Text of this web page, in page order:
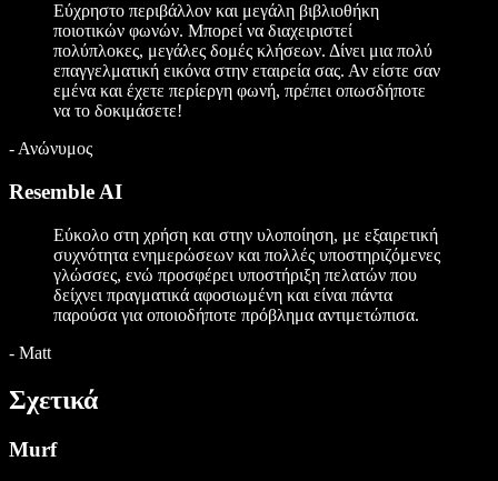
Εύχρηστο περιβάλλον και μεγάλη βιβλιοθήκη
ποιοτικών φωνών. Μπορεί να διαχειριστεί
πολύπλοκες, μεγάλες δομές κλήσεων. Δίνει μια πολύ
επαγγελματική εικόνα στην εταιρεία σας. Αν είστε σαν
εμένα και έχετε περίεργη φωνή, πρέπει οπωσδήποτε
να το δοκιμάσετε!
- Ανώνυμος
Resemble AI
Εύκολο στη χρήση και στην υλοποίηση, με εξαιρετική
συχνότητα ενημερώσεων και πολλές υποστηριζόμενες
γλώσσες, ενώ προσφέρει υποστήριξη πελατών που
δείχνει πραγματικά αφοσιωμένη και είναι πάντα
παρούσα για οποιοδήποτε πρόβλημα αντιμετώπισα.
- Matt
Σχετικά
Murf